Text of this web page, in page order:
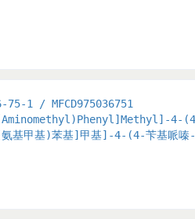
75-1 / MFCD975036751
4-
基甲基)苯基]甲基]-4-(4-苄基哌